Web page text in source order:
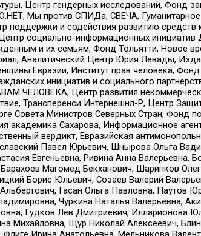
Центр гендерных исследований, Фонд
Мы против СПИДа, СВЕЧА, Гуманитарное
поддержки и содействия развитию средств
социально-информационных инициатив
и их семьям, Фонд Тольятти, Новое
Аналитический Центр Юрия Левады,
Евразии, Институт прав человека,
инициатив и социального
ЧЕЛОВЕКА, Центр развития
Трансперенси Интернешнл-Р, Центр
Совета Министров Северных Стран, Фонд
академика Сахарова, Информационное
вердикт, Евразийская
Павел Юрьевич, Шнырова Ольга
Евгеньевна, Ривина Анна Валерьевна,
Магомед Бекханович, Шарипков Олег
Борис Юльевич, Созаев Валерий
Гасан Ольга Павловна, Паутов
Чуркина Наталья Валерьевна,
Гудков Лев Дмитриевич, Илларионова
Михайловна, Щур Николай Алексеевич,